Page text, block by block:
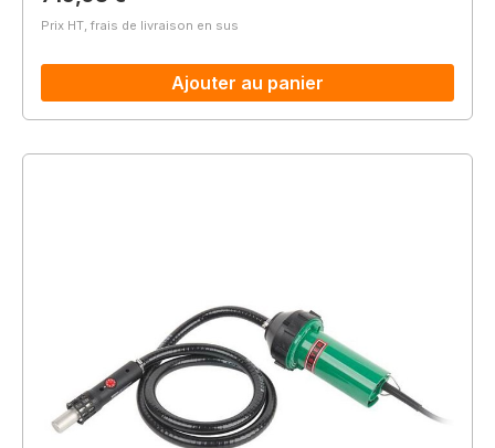
Prix HT, frais de livraison en sus
Ajouter au panier